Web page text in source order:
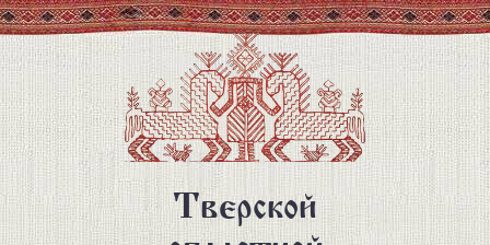
Перейти
к
основному
содержанию
Тверской